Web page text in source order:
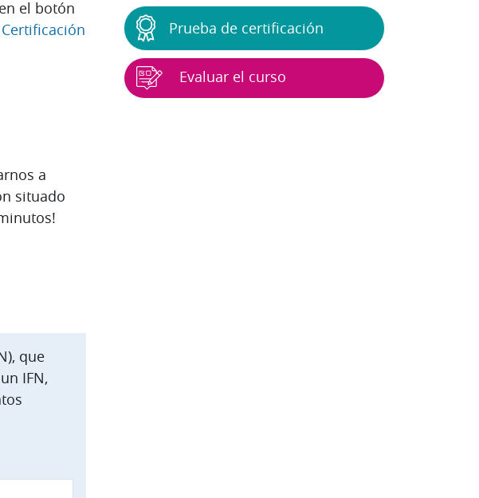
el botón
Certificación
a
situado
que
IFN,
Prueba de certificación
Evaluar el curso